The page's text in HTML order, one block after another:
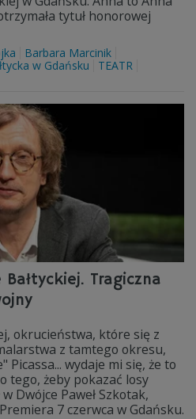
tytuł honorowej
Barbara Marcinik
w Gdańsku
TEATR
Tragiczna
okrucieństwa, które się z
z tamtego okresu,
Picassa... wydaje mi się, że to
tego, żeby pokazać losy
Dwójce Paweł Szkotak,
7 czerwca w Gdańsku.